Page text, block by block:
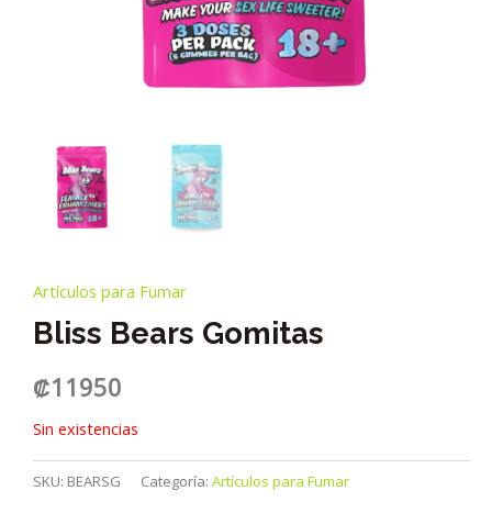
Artículos para Fumar
Bliss Bears Gomitas
₡11950
Sin existencias
SKU: BEARSG Categoría: Artículos para Fumar